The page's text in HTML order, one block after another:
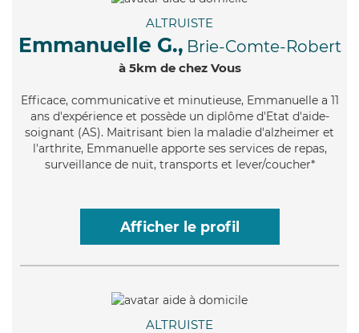
ALTRUISTE
Emmanuelle G., Brie-Comte-Robert
à 5km de chez Vous
Efficace, communicative et minutieuse, Emmanuelle a 11
ans d'expérience et possède un diplôme d'Etat d'aide-
soignant (AS). Maitrisant bien la maladie d'alzheimer et
l'arthrite, Emmanuelle apporte ses services de repas,
surveillance de nuit, transports et lever/coucher*
Afficher le profil
ALTRUISTE